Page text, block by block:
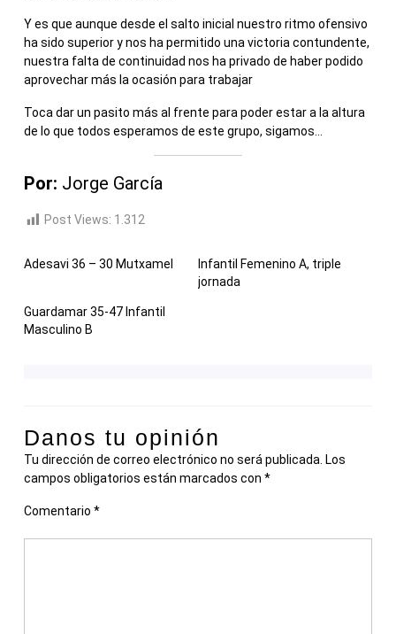
Y es que aunque desde el salto inicial nuestro ritmo ofensivo
ha sido superior y nos ha permitido una victoria contundente,
nuestra falta de continuidad nos ha privado de haber podido
aprovechar más la ocasión para trabajar
Toca dar un pasito más al frente para poder estar a la altura
de lo que todos esperamos de este grupo, sigamos…
Por: Jorge García
Post Views: 1.312
Adesavi 36 – 30 Mutxamel
Infantil Femenino A, triple
jornada
Guardamar 35-47 Infantil
Masculino B
Danos tu opinión
Tu dirección de correo electrónico no será publicada. Los
campos obligatorios están marcados con *
Comentario *